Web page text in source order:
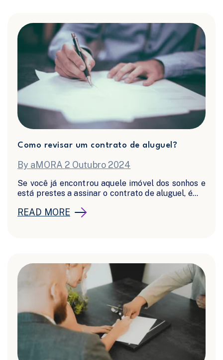
Como revisar um contrato de aluguel?
By aMORA 2 Outubro 2024
Se você já encontrou aquele imóvel dos sonhos e
está prestes a assinar o contrato de aluguel, é...
READ MORE